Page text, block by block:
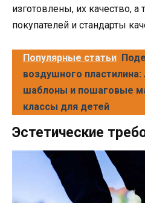
изготовлены, их качество,
покупателей и стандарты
Популярные статьи
воздушного пластилина:
шаблоны и пошаговые
классы для детей
Эстетические